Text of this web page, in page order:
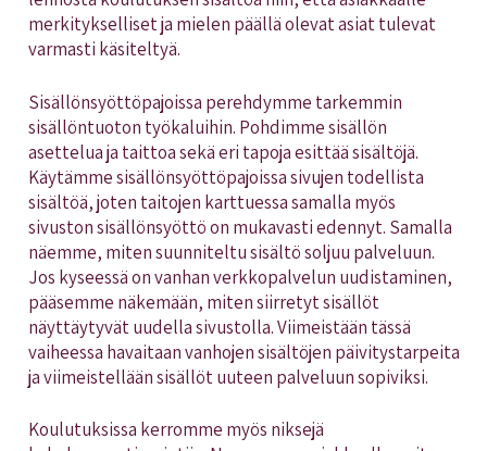
merkitykselliset ja mielen päällä olevat asiat tulevat
varmasti käsiteltyä.
Sisällönsyöttöpajoissa perehdymme tarkemmin
sisällöntuoton työkaluihin. Pohdimme sisällön
asettelua ja taittoa sekä eri tapoja esittää sisältöjä.
Käytämme sisällönsyöttöpajoissa sivujen todellista
sisältöä, joten taitojen karttuessa samalla myös
sivuston sisällönsyöttö on mukavasti edennyt. Samalla
näemme, miten suunniteltu sisältö soljuu palveluun.
Jos kyseessä on vanhan verkkopalvelun uudistaminen,
pääsemme näkemään, miten siirretyt sisällöt
näyttäytyvät uudella sivustolla. Viimeistään tässä
vaiheessa havaitaan vanhojen sisältöjen päivitystarpeita
ja viimeistellään sisällöt uuteen palveluun sopiviksi.
Koulutuksissa kerromme myös niksejä